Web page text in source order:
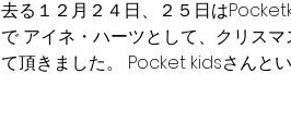
去る１２月２４日、２５日は
で アイネ・ハーツとして、クリス
て頂きました。 Pocket kidsさんと